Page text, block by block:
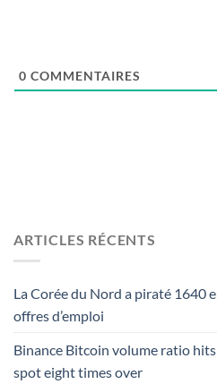
0 COMMENTAIRES
ARTICLES RÉCENTS
La Corée du Nord a piraté 1640
offres d’emploi
Binance Bitcoin volume ratio
spot eight times over